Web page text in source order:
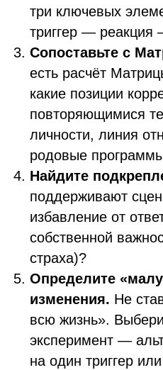
три ключевых
триггер — реакция
Сопоставьте с
есть расчёт
какие позиции
повторяющимися
личности, линия
родовые
Найдите
поддерживают
избавление от
собственной
страха)?
Определите
изменения. Не
всю жизнь».
эксперимент —
на один триггер